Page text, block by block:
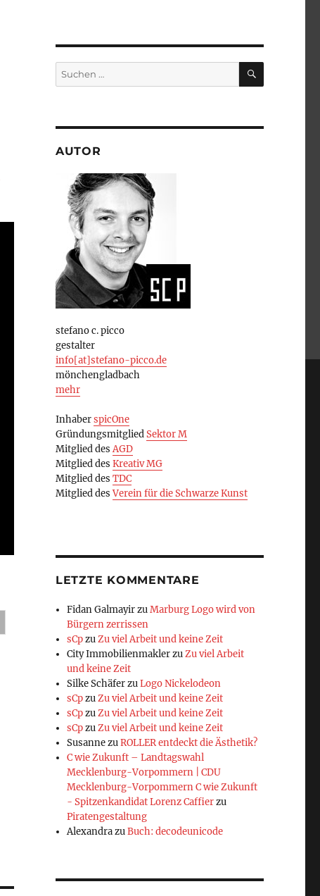
Suchen
nach:
SUCHEN
AUTOR
stefano c. picco
gestalter
info[at]stefano-picco.de
mönchengladbach
mehr
InhaberspicOne
GründungsmitgliedSektor M
Mitglied desAGD
Mitglied des Kreativ MG
Mitglied des TDC
Mitglied desVerein für die Schwarze Kunst
LETZTE KOMMENTARE
Fidan GalmayirzuMarburg Logo wird von
Bürgern zerrissen
sCpzuZu viel Arbeit und keine Zeit
City ImmobilienmaklerzuZu viel Arbeit
und keine Zeit
Silke SchäferzuLogo Nickelodeon
sCpzuZu viel Arbeit und keine Zeit
sCpzuZu viel Arbeit und keine Zeit
sCpzuZu viel Arbeit und keine Zeit
SusannezuROLLER entdeckt die Ästhetik?
C wie Zukunft – Landtagswahl
Mecklenburg-Vorpommern | CDU
Mecklenburg-Vorpommern C wie Zukunft
- Spitzenkandidat Lorenz Caffierzu
Piratengestaltung
AlexandrazuBuch: decodeunicode